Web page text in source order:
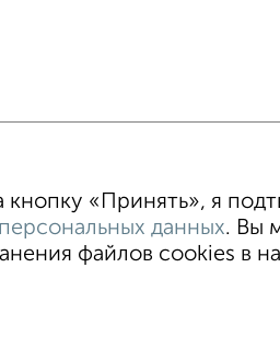
В новом доме
Ленина 97 © 2015–2026
«Принять», я
данных. Вы
файлов cookies в